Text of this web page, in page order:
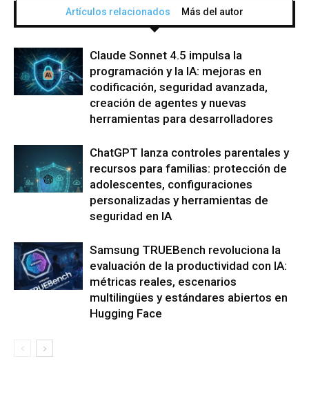
Artículos relacionados Más del autor
Claude Sonnet 4.5 impulsa la
programación y la IA: mejoras en
codificación, seguridad avanzada,
creación de agentes y nuevas
herramientas para desarrolladores
ChatGPT lanza controles parentales y
recursos para familias: protección de
adolescentes, configuraciones
personalizadas y herramientas de
seguridad en IA
Samsung TRUEBench revoluciona la
evaluación de la productividad con IA:
métricas reales, escenarios
multilingües y estándares abiertos en
Hugging Face